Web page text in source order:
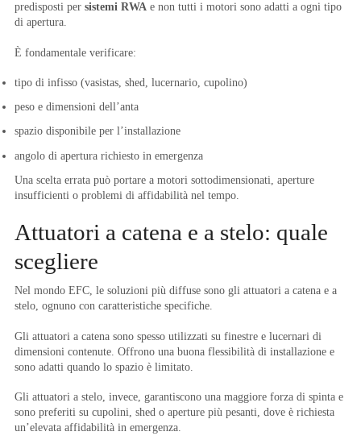
predisposti persistemi RWA e non tutti i motori sono adatti a ogni tipo
di apertura.
È fondamentale verificare:
tipo di infisso (vasistas, shed, lucernario, cupolino)
peso e dimensioni dell’anta
spazio disponibile per l’installazione
angolo di apertura richiesto in emergenza
Una scelta errata può portare a motori sottodimensionati, aperture
insufficienti o problemi di affidabilità nel tempo.
Attuatori a catena e a stelo: quale
scegliere
Nel mondo EFC, le soluzioni più diffuse sono gli attuatori a catena e a
stelo, ognuno con caratteristiche specifiche.
Gli attuatori a catena sono spesso utilizzati su finestre e lucernari di
dimensioni contenute. Offrono una buona flessibilità di installazione e
sono adatti quando lo spazio è limitato.
Gli attuatori a stelo, invece, garantiscono una maggiore forza di spinta e
sono preferiti su cupolini, shed o aperture più pesanti, dove è richiesta
un’elevata affidabilità in emergenza.